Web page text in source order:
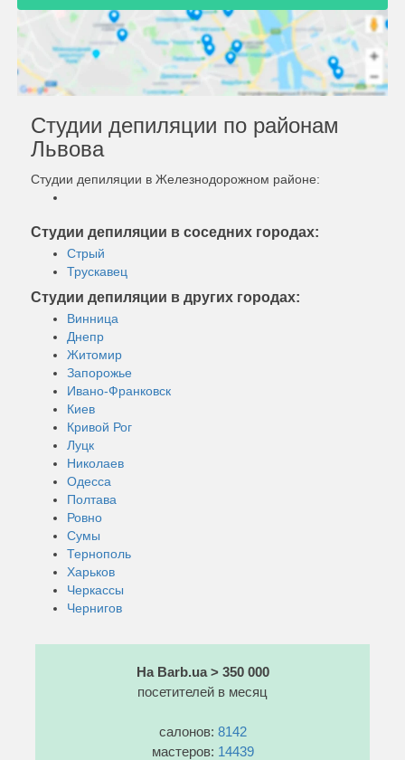
Студии депиляции по районам
Львова
Студии депиляции в Железнодорожном районе:
Студии депиляции в соседних городах:
Стрый
Трускавец
Студии депиляции в других городах:
Винница
Днепр
Житомир
Запорожье
Ивано-Франковск
Киев
Кривой Рог
Луцк
Николаев
Одесса
Полтава
Ровно
Сумы
Тернополь
Харьков
Черкассы
Чернигов
На Barb.ua > 350 000
посетителей в месяц
салонов: 8142
мастеров: 14439